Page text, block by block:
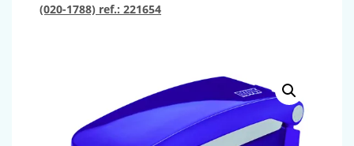
(020-1788) ref.: 221654